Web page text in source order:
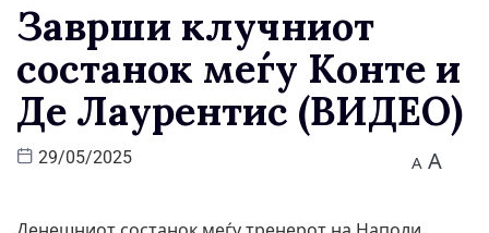
Заврши клучниот
состанок меѓу Конте и
Де Лаурентис (ВИДЕО)
29/05/2025 A A